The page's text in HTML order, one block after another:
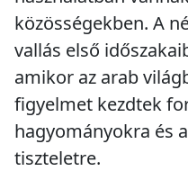
közösségekben. A
vallás első
amikor az arab
figyelmet kezdtek
hagyományokra és
tiszteletre.